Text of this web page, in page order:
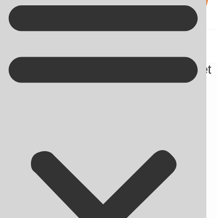
Kontakt på +45 70 13 63 23
Er SEO dyrt? Ja, hvis din tilgang til det
er useriøs.